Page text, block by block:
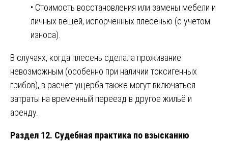
• Стоимость восстановления или замены мебели и
личных вещей, испорченных плесенью (с учётом
износа).
В случаях, когда плесень сделала проживание
невозможным (особенно при наличии токсигенных
грибов), в расчёт ущерба также могут включаться
затраты на временный переезд в другое жильё и
аренду.
Раздел 12. Судебная практика по взысканию